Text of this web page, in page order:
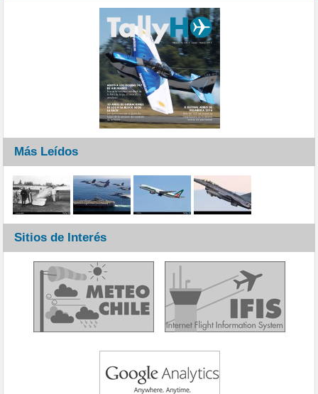
Más Leídos
Sitios de Interés